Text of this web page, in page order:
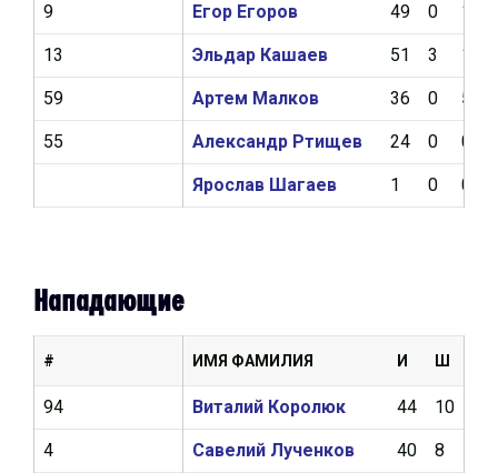
Егор Егоров 49 0 11
Эльдар Кашаев 51 3 10
Артем Малков 36 0 5
Александр Ртищев 24 0 0
Ярослав Шагаев 1 0 0
9
13
59
55
Нападающие
ИМЯ ФАМИЛИЯ И Ш
Виталий Королюк 44 10
Савелий Лученков 40 8
#
94
4